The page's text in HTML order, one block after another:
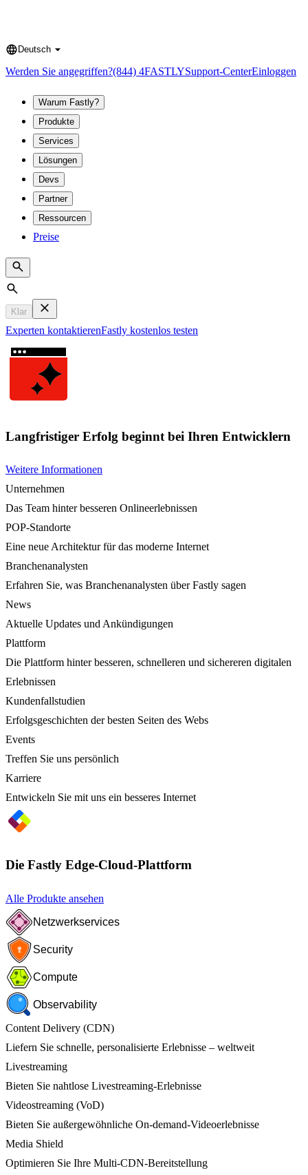
Language
Deutsch
Werden Sie angegriffen?(844) 4FASTLYSupport-CenterEinloggen
Warum Fastly?
Produkte
Services
Lösungen
Devs
Partner
Ressourcen
Preise
Search
Klar
Experten kontaktierenFastly kostenlos testen
Langfristiger Erfolg beginnt bei Ihren Entwicklern
Weitere Informationen
Unternehmen
Das Team hinter besseren Onlineerlebnissen
POP-Standorte
Eine neue Architektur für das moderne Internet
Branchenanalysten
Erfahren Sie, was Branchenanalysten über Fastly sagen
News
Aktuelle Updates und Ankündigungen
Plattform
Die Plattform hinter besseren, schnelleren und sichereren digitalen
Erlebnissen
Kundenfallstudien
Erfolgsgeschichten der besten Seiten des Webs
Events
Treffen Sie uns persönlich
Karriere
Entwickeln Sie mit uns ein besseres Internet
Die Fastly Edge-Cloud-Plattform
Alle Produkte ansehen
Netzwerkservices
Security
Compute
Observability
Content Delivery (CDN)
Liefern Sie schnelle, personalisierte Erlebnisse – weltweit
Livestreaming
Bieten Sie nahtlose Livestreaming-Erlebnisse
Videostreaming (VoD)
Bieten Sie außergewöhnliche On-demand-Videoerlebnisse
Media Shield
Optimieren Sie Ihre Multi-CDN-Bereitstellung